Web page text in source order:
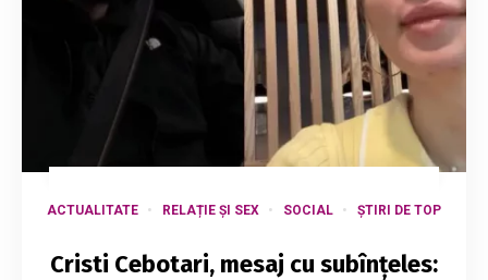
ACTUALITATE RELAȚIE ȘI SEX SOCIAL ȘTIRI DE TOP
Cristi Cebotari, mesaj cu subînțeles: